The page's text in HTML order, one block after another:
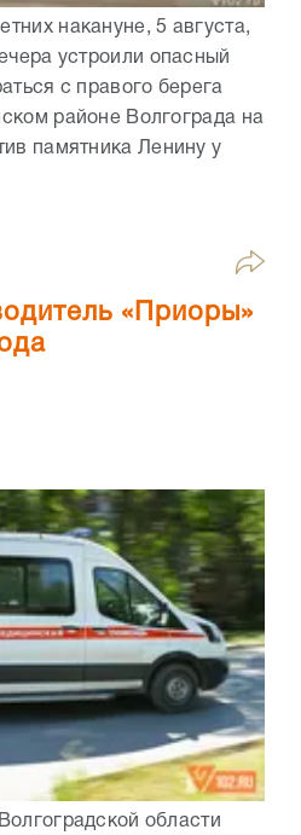
накануне, 5 августа,
устроили опасный
с правого берега
районе Волгограда на
памятника Ленину у
«Приоры»
области